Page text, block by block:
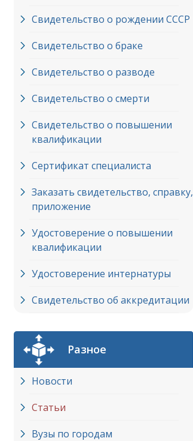
Свидетельство о рождении СССР
Свидетельство о браке
Свидетельство о разводе
Свидетельство о смерти
Свидетельство о повышении
квалификации
Сертификат специалиста
Заказать свидетельство, справку,
приложение
Удостоверение о повышении
квалификации
Удостоверение интернатуры
Свидетельство об аккредитации
Разное
Новости
Статьи
Вузы по городам